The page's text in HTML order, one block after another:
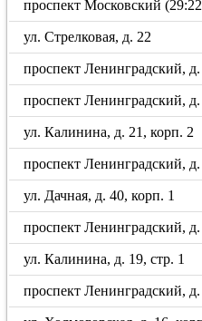
проспект Московский
ул. Стрелковая, д. 22
проспект Ленинградский,
проспект Ленинградский,
ул. Калинина, д. 21, корп. 2
проспект Ленинградский,
ул. Дачная, д. 40, корп. 1
проспект Ленинградский, д.
ул. Калинина, д. 19, стр. 1
проспект Ленинградский,